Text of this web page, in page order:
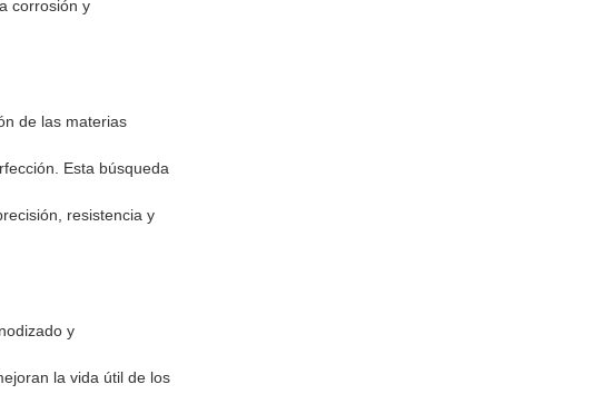
corrosión y
de las materias
Esta búsqueda
resistencia y
y
la vida útil de los